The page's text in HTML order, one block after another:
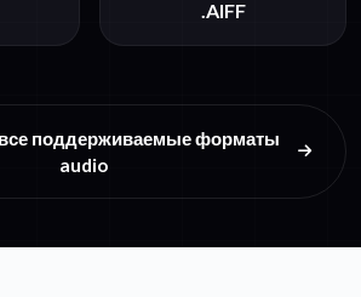
.AIFF
поддерживаемые форматы
audio